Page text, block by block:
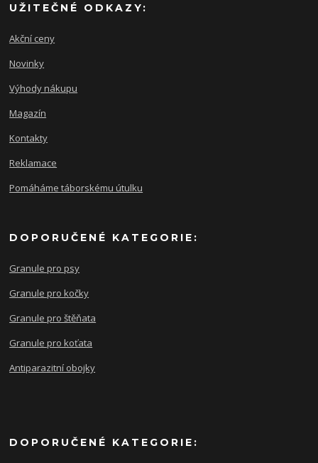
UŽITEČNÉ ODKAZY:
Akční ceny
Novinky
Výhody nákupu
Magazín
Kontakty
Reklamace
Pomáháme táborskému útulku
DOPORUČENÉ KATEGORIE:
Granule pro psy
Granule pro kočky
Granule pro štěňata
Granule pro koťata
Antiparazitní obojky
DOPORUČENÉ KATEGORIE: